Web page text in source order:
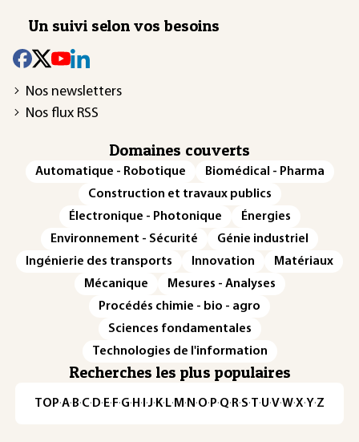
Un suivi selon vos besoins
Nos newsletters
Nos flux RSS
Domaines couverts
Automatique - Robotique
Biomédical - Pharma
Construction et travaux publics
Électronique - Photonique
Énergies
Environnement - Sécurité
Génie industriel
Ingénierie des transports
Innovation
Matériaux
Mécanique
Mesures - Analyses
Procédés chimie - bio - agro
Sciences fondamentales
Technologies de l'information
Recherches les plus populaires
TOP·A·B·C· D· E· F·G· H · ·J· K· L· M · N ·O· P·Q· R·S·T·U·V·W·X·Y·Z